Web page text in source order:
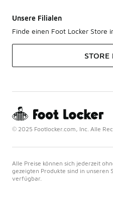
Unsere Filialen
Finde einen Foot Locker Store
STORE
© 2025 Footlocker.com, Inc. Alle
Alle Preise können sich jederzeit
gezeigten Produkte sind in unseren
verfügbar.